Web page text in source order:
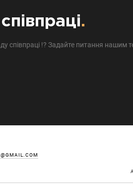
.
співпраці !? Задайте питання нашим